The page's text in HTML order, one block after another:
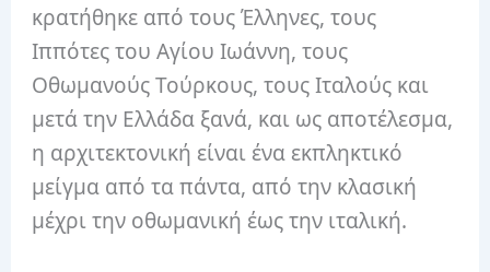
κρατήθηκε από τους Έλληνες, τους
Ιππότες του Αγίου Ιωάννη, τους
Οθωμανούς Τούρκους, τους Ιταλούς και
μετά την Ελλάδα ξανά, και ως αποτέλεσμα,
η αρχιτεκτονική είναι ένα εκπληκτικό
μείγμα από τα πάντα, από την κλασική
μέχρι την οθωμανική έως την ιταλική.